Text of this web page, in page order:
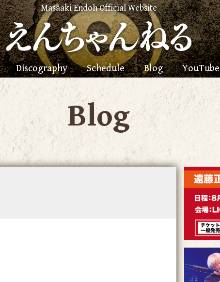
Masaaki Endoh Official Website
Discography Schedule Blog YouTube
Blog